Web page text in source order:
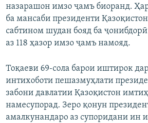
назарашон имзо ҷамъ биоранд.
ба мансаби президенти
сабтином шудан бояд ба
аз 118 ҳазор имзо ҷамъ намояд.
Тоқаеви 69-сола барои иштирок дар
интихоботи пешазмуҳлати
забони давлатии Қазоқистон
намесупорад. Зеро қонун
амалкунандаро аз супоридани ин